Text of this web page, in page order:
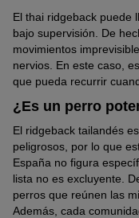
El thai ridgeback puede
bajo supervisión. De
movimientos
nervios. En este caso,
que pueda recurrir
¿Es un perro
El ridgeback tailandés
peligrosos, por lo que
España no figura
lista no es excluyente.
perros que reúnen las
Además, cada